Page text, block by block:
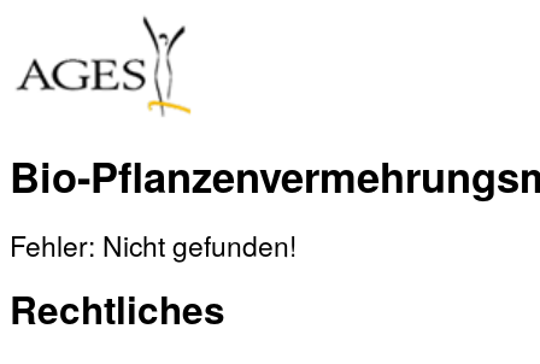
Bio-
Fehler: Nicht gefunden!
Rechtliches